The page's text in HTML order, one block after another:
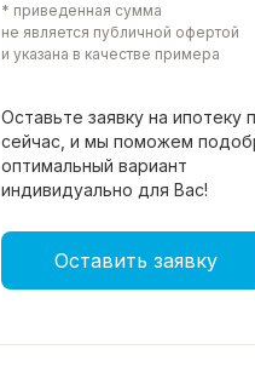
* приведенная сумма
не является публичной офертой
и указана в качестве примера
Оставьте заявку на ипотеку
сейчас, и мы поможем
оптимальный вариант
индивидуально для Вас!
Оставить заявку